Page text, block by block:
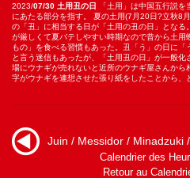
2023/07/30 土用丑の日
「土用」は中国五行説
にあたる部分を指す。 夏の土用(7月20日?立秋8
の「丑」に相当する日が「土用の丑の日」とな
が厳しくて夏バテしやすい時期なので昔から土用
もの」を食べる習慣もあった。丑「う」の日に
と言う迷信もあったが、「土用丑の日」が一般
場にウナギが売れないと近所のウナギ屋さんか
字がウナギを連想させた張り紙をしたことから、
Juin / Messidor / Minadzuki
Calendrier des
Retour au